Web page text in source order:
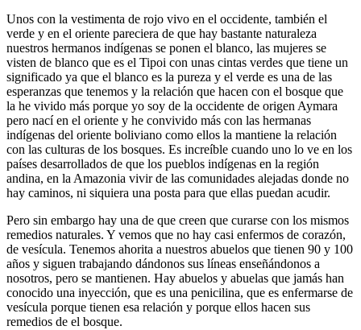
Unos con la vestimenta de rojo vivo en el occidente, también el
verde y en el oriente pareciera de que hay bastante naturaleza
nuestros hermanos indígenas se ponen el blanco, las mujeres se
visten de blanco que es el Tipoi con unas cintas verdes que tiene un
significado ya que el blanco es la pureza y el verde es una de las
esperanzas que tenemos y la relación que hacen con el bosque que
la he vivido más porque yo soy de la occidente de origen Aymara
pero nací en el oriente y he convivido más con las hermanas
indígenas del oriente boliviano como ellos la mantiene la relación
con las culturas de los bosques. Es increíble cuando uno lo ve en los
países desarrollados de que los pueblos indígenas en la región
andina, en la Amazonia vivir de las comunidades alejadas donde no
hay caminos, ni siquiera una posta para que ellas puedan acudir.
Pero sin embargo hay una de que creen que curarse con los mismos
remedios naturales. Y vemos que no hay casi enfermos de corazón,
de vesícula. Tenemos ahorita a nuestros abuelos que tienen 90 y 100
años y siguen trabajando dándonos sus líneas enseñándonos a
nosotros, pero se mantienen. Hay abuelos y abuelas que jamás han
conocido una inyección, que es una penicilina, que es enfermarse de
vesícula porque tienen esa relación y porque ellos hacen sus
remedios de el bosque.